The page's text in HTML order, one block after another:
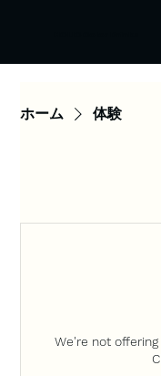
ホーム 体験
We're not